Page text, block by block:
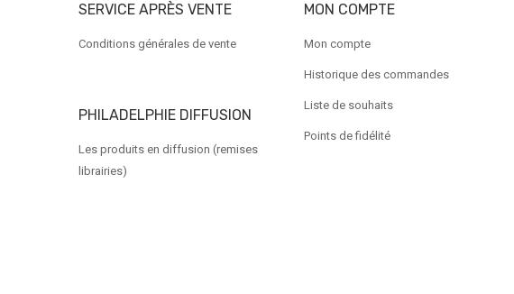
SERVICE APRÈS VENTE
Conditions générales de vente
PHILADELPHIE DIFFUSION
Les produits en diffusion (remises
librairies)
MON COMPTE
Mon compte
Historique des commandes
Liste de souhaits
Points de fidélité